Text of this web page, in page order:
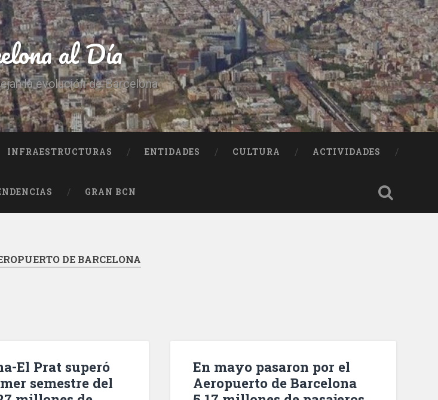
al Día
la evolución de Barcelona
INFRAESTRUCTURAS ENTIDADES CULTURA ACTIVIDADES
GRAN BCN
DE BARCELONA
El Prat superó
semestre del
En mayo pasaron por el
Aeropuerto de Barcelona